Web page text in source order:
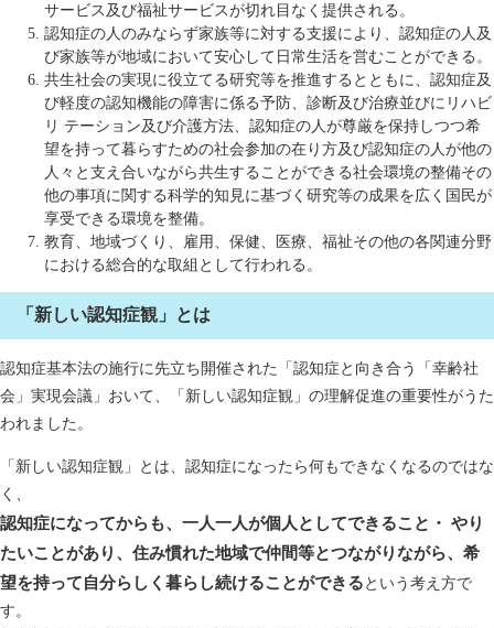
サービス及び福祉サービスが切れ目なく提供される。
認知症の人のみならず家族等に対する支援により、認知症の人及
び家族等が地域において安心して日常生活を営むことができる。
共生社会の実現に役立てる研究等を推進するとともに、認知症及
び軽度の認知機能の障害に係る予防、診断及び治療並びにリハビ
リ テーション及び介護方法、認知症の人が尊厳を保持しつつ希
望を持って暮らすための社会参加の在り方及び認知症の人が他の
人々と支え合いながら共生することができる社会環境の整備その
他の事項に関する科学的知見に基づく研究等の成果を広く国民が
享受できる環境を整備。
教育、地域づくり、雇用、保健、医療、福祉その他の各関連分野
における総合的な取組として行われる。
「新しい認知症観」とは
認知症基本法の施行に先立ち開催された「認知症と向き合う「幸齢社
会」実現会議」おいて、「新しい認知症観」の理解促進の重要性がうた
われました。
「新しい認知症観」とは、認知症になったら何もできなくなるのではな
く、
認知症になってからも、一人一人が個人としてできること・ やり
たいことがあり、住み慣れた地域で仲間等とつながりながら、希
望を持って自分らしく暮らし続けることができる という考え方で
す。